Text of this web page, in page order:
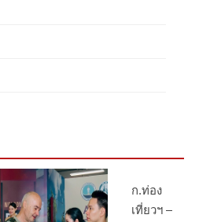
ก.ท่อง
เที่ยวฯ –